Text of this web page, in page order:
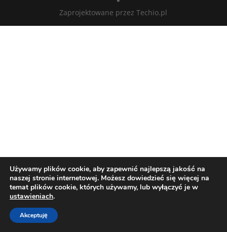
Zaprojektowane przez Techio.pl
Używamy plików cookie, aby zapewnić najlepszą jakość na
naszej stronie internetowej. Możesz dowiedzieć się więcej na
temat plików cookie, których używamy, lub wyłączyć je w
ustawieniach.
Akceptuję